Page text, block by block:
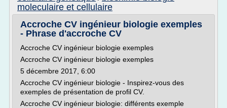
moleculaire et cellulaire
Accroche CV ingénieur biologie exemples
- Phrase d'accroche CV
Accroche CV ingénieur biologie exemples
Accroche CV ingénieur biologie exemples
5 décembre 2017, 6:00
Accroche CV ingénieur biologie - Inspirez-vous des
exemples de présentation de profil CV.
Accroche CV ingénieur biologie: différents exemple